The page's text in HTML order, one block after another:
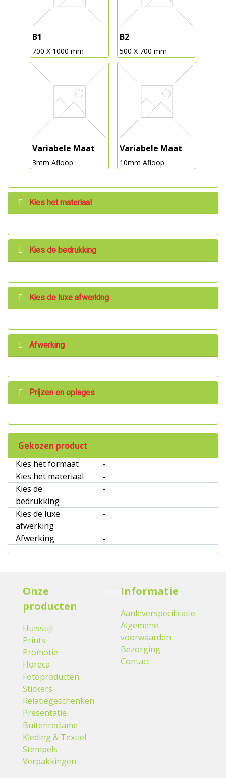
B1
700 X 1000 mm
B2
500 X 700 mm
Variabele Maat
3mm Afloop
Variabele Maat
10mm Afloop
Kies het materiaal
Kies de bedrukking
Kies de luxe afwerking
Afwerking
Prijzen en oplages
Gekozen product
Kies het formaat
-
Kies het materiaal
-
Kies de
bedrukking
-
Kies de luxe
afwerking
-
Afwerking -
Onze
producten
Huisstijl
Prints
Promotie
Horeca
Fotoproducten
Stickers
Relatiegeschenken
Presentatie
Buitenreclame
Kleding & Textiel
Stempels
Verpakkingen
Informatie
Aanleverspecificatie
Algemene
voorwaarden
Bezorging
Contact